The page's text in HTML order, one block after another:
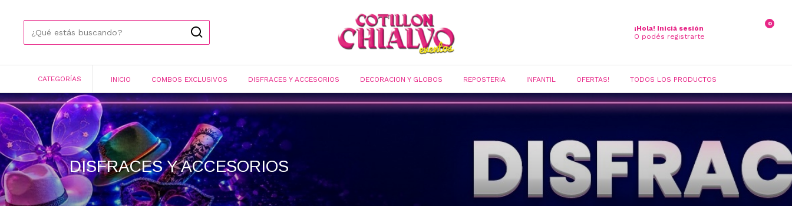
¡Hola! Iniciá sesión
O podés registrarte
0
CATEGORÍAS INICIO COMBOS EXCLUSIVOS DISFRACES Y ACCESORIOS DECORACION Y GLOBOS REPOSTERIA INFANTIL OFERTAS! TODOS LOS PRODUCTOS
DISFRACES Y ACCESORIOS